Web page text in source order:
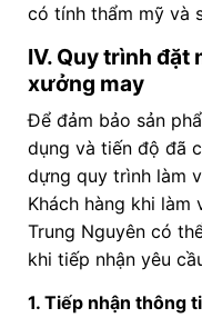
có tính thẩm mỹ và
IV. Quy trình đặt
xưởng may
Để đảm bảo sản
dụng và tiến độ đã
dựng quy trình làm
Khách hàng khi làm
Trung Nguyên có
khi tiếp nhận yêu
1. Tiếp nhận thông